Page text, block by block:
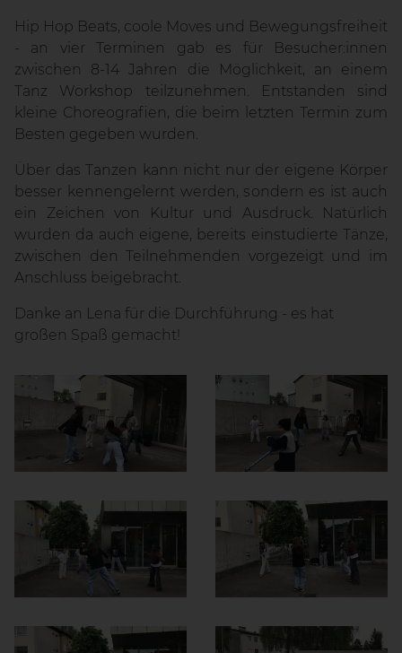
Hip Hop Beats, coole Moves und Bewegungsfreiheit
- an vier Terminen gab es für Besucher:innen
zwischen 8-14 Jahren die Möglichkeit, an einem
Tanz Workshop teilzunehmen. Entstanden sind
kleine Choreografien, die beim letzten Termin zum
Besten gegeben wurden.
Über das Tanzen kann nicht nur der eigene Körper
besser kennengelernt werden, sondern es ist auch
ein Zeichen von Kultur und Ausdruck. Natürlich
wurden da auch eigene, bereits einstudierte Tänze,
zwischen den Teilnehmenden vorgezeigt und im
Anschluss beigebracht.
Danke an Lena für die Durchführung - es hat
großen Spaß gemacht!